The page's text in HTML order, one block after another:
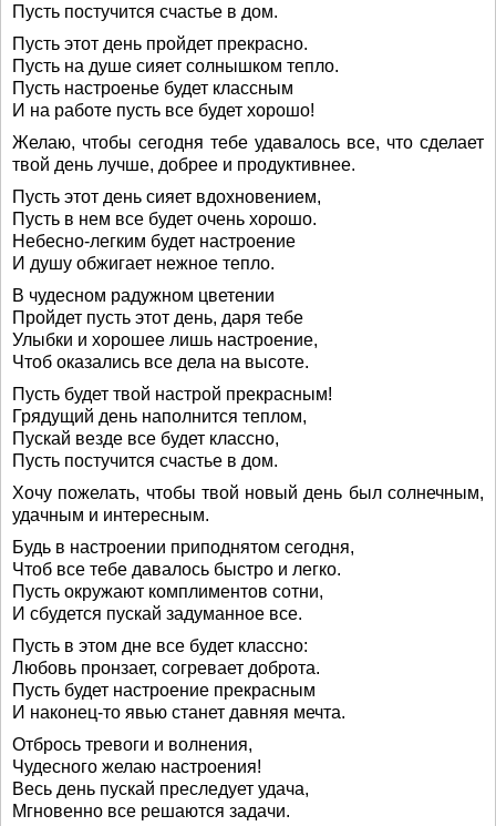
Пусть постучится счастье в дом.
Пусть этот день пройдет прекрасно.
Пусть на душе сияет солнышком тепло.
Пусть настроенье будет классным
И на работе пусть все будет хорошо!
Желаю, чтобы сегодня тебе удавалось все, что сделает
твой день лучше, добрее и продуктивнее.
Пусть этот день сияет вдохновением,
Пусть в нем все будет очень хорошо.
Небесно-легким будет настроение
И душу обжигает нежное тепло.
В чудесном радужном цветении
Пройдет пусть этот день, даря тебе
Улыбки и хорошее лишь настроение,
Чтоб оказались все дела на высоте.
Пусть будет твой настрой прекрасным!
Грядущий день наполнится теплом,
Пускай везде все будет классно,
Пусть постучится счастье в дом.
Хочу пожелать, чтобы твой новый день был солнечным,
удачным и интересным.
Будь в настроении приподнятом сегодня,
Чтоб все тебе давалось быстро и легко.
Пусть окружают комплиментов сотни,
И сбудется пускай задуманное все.
Пусть в этом дне все будет классно:
Любовь пронзает, согревает доброта.
Пусть будет настроение прекрасным
И наконец-то явью станет давняя мечта.
Отбрось тревоги и волнения,
Чудесного желаю настроения!
Весь день пускай преследует удача,
Мгновенно все решаются задачи.